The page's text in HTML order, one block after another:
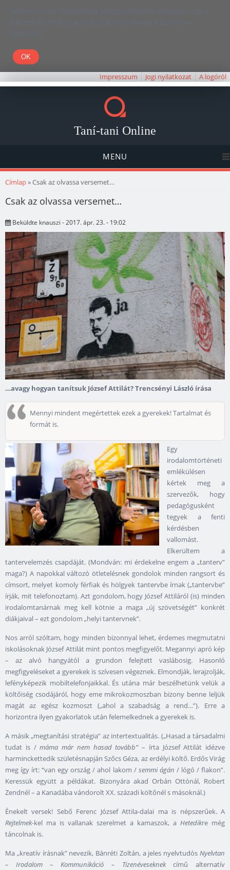
Kedves Olvasó! Weboldalunk böngészésével Ön elfogadja, hogy a
felhasználói élmény javítása céljából cookie-kat használunk.
Köszönjük!
Impresszum Jogi nyilatkozat A logóról
Taní-tani Online
MENU
Jelenlegi hely
Címlap» Csak az olvassa versemet…
Csak az olvassa versemet…
Beküldte knauszi - 2017. ápr. 23. - 19:02
…avagy hogyan tanítsuk József Attilát? Trencsényi László írása
Mennyi mindent megértettek ezek a gyerekek! Tartalmat és
formát is.
Egy
irodalomtörténeti
emlékülésen
kértek meg a
szervezők, hogy
pedagógusként
tegyek a fenti
kérdésben
vallomást.
Elkerültem a
tantervelemzés csapdáját. (Mondván: mi érdekelne engem a „tanterv”
maga?) A napokkal változó ötletelésnek gondolok minden rangsort és
címsort, melyet komoly férfiak és hölgyek tantervbe írnak („tantervbe”
írják, mit telefonoztam). Azt gondolom, hogy József Attiláról (is) minden
irodalomtanárnak meg kell kötnie a maga „új szövetségét” konkrét
diákjaival – ezt gondolom „helyi tantervnek”.
Nos arról szóltam, hogy minden bizonnyal lehet, érdemes megmutatni
iskolásoknak József Attilát mint pontos megfigyelőt. Megannyi apró kép
– az alvó hangyától a grundon felejtett vaslábosig. Hasonló
megfigyeléseket a gyerekek is szívesen végeznek. Elmondják, lerajzolják,
lefényképezik mobiltelefonjaikkal. És utána már beszélhetünk velük a
költőiség csodájáról, hogy eme mikrokozmoszban bizony benne leljük
magát az egész kozmoszt („ahol a szabadság a rend…”). Erre a
horizontra ilyen gyakorlatok után felemelkednek a gyerekek is.
A másik „megtanítási stratégia” az intertextualitás. („Hasad a társadalmi
tudat is /máma már nem hasad tovább” – írta József Attilát idézve
harminckettedik születésnapján Szőcs Géza, az erdélyi költő. Erdős Virág
meg így írt: “van egy ország / ahol lakom /semmi ágán / lógó / flakon”.
Keressük együtt a példákat. Bizonyára akad Orbán Ottónál, Robert
Zendnél – a Kanadába vándorolt XX. századi költőnél s másoknál.)
Énekelt versek! Sebő Ferenc József Attila-dalai ma is népszerűek. A
Rejtelmek-kel ma is vallanak szerelmet a kamaszok, a Hetedikre még
táncolnak is.
Ma „kreatív írásnak” nevezik, Bánréti Zoltán, a jeles nyelvtudós Nyelvtan
– Irodalom – Kommunikáció – Tizenéveseknekcímű alternatív